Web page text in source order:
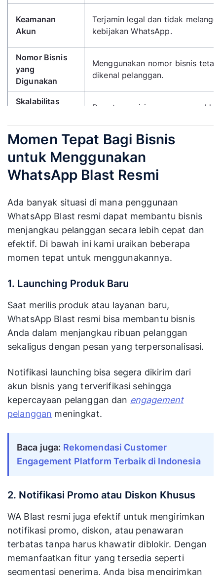
Keamanan
Akun
Terjamin legal dan tidak
kebijakan WhatsApp.
Nomor Bisnis
yang
Digunakan
Menggunakan nomor bisnis
dikenal pelanggan.
Skalabilitas
Kirim
Dapat mengirim pesan massal ke
Fitur Interaktif
Mendukungauto reply
integrasi CRM untuk
Pelaporan dan
Tersediadashboard
Integrasi
Sistem
Terhubung dengan CRM,
aplikasi bisnis seperti Jurnal &
Kredibilitas
Merek
Tinggi — pelanggan lebih
pesan datang dari akun resmi
Sedikit lebih tinggi, tetapi
Momen Tepat Bagi Bisnis
untuk Menggunakan
WhatsApp Blast Resmi
Ada banyak situasi di mana penggunaan
WhatsApp Blast resmi dapat membantu bisnis
menjangkau pelanggan secara lebih cepat dan
efektif. Di bawah ini kami uraikan beberapa
momen tepat untuk menggunakannya.
1. Launching Produk Baru
Saat merilis produk atau layanan baru,
WhatsApp Blast resmi bisa membantu bisnis
Anda dalam menjangkau ribuan pelanggan
sekaligus dengan pesan yang terpersonalisasi.
Notifikasi launching bisa segera dikirim dari
akun bisnis yang terverifikasi sehingga
kepercayaan pelanggan dan engagement
pelanggan meningkat.
Baca juga: Rekomendasi Customer
Engagement Platform Terbaik di Indonesia
2. Notifikasi Promo atau Diskon Khusus
WA Blast resmi juga efektif untuk mengirimkan
notifikasi promo, diskon, atau penawaran
terbatas tanpa harus khawatir diblokir. Dengan
memanfaatkan fitur yang tersedia seperti
segmentasi penerima, Anda bisa mengirimkan